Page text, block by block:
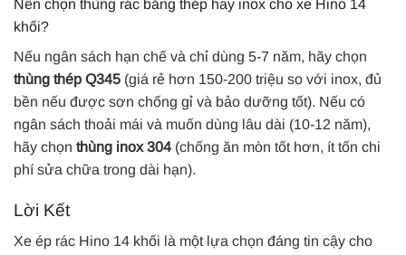
Nên chọn thùng rác bằng thép hay inox cho xe Hino 14
khối?
Nếu ngân sách hạn chế và chỉ dùng 5-7 năm, hãy chọn
thùng thép Q345 (giá rẻ hơn 150-200 triệu so với inox, đủ
bền nếu được sơn chống gỉ và bảo dưỡng tốt). Nếu có
ngân sách thoải mái và muốn dùng lâu dài (10-12 năm),
hãy chọn thùng inox 304 (chống ăn mòn tốt hơn, ít tốn chi
phí sửa chữa trong dài hạn).
Lời Kết
Xe ép rác Hino 14 khối là một lựa chọn đáng tin cậy cho